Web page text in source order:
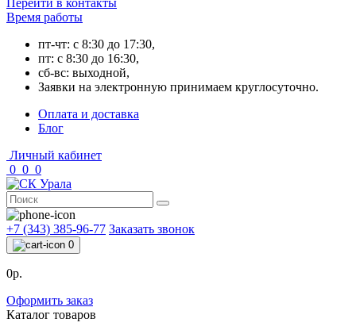
Перейти в контакты
Время работы
пт-чт: с 8:30 до 17:30,
пт: с 8:30 до 16:30,
сб-вс: выходной,
Заявки на электронную принимаем круглосуточно.
Оплата и доставка
Блог
Личный кабинет
0 0 0
+7 (343) 385-96-77 Заказать звонок
0
0р.
Оформить заказ
Каталог товаров